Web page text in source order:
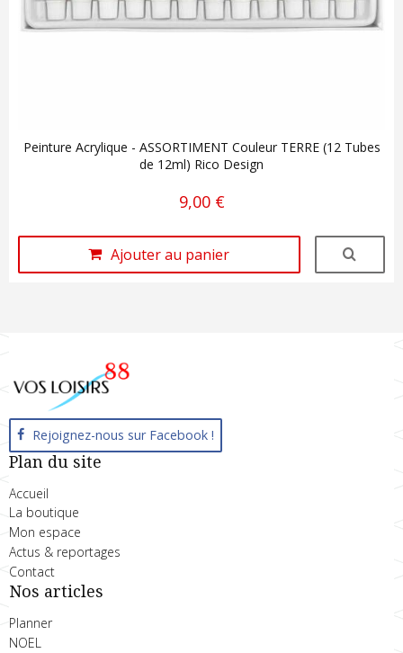
Peinture Acrylique - ASSORTIMENT Couleur TERRE (12 Tubes
de 12ml) Rico Design
9,00 €
Ajouter au panier
Rejoignez-nous sur Facebook !
Plan du site
Accueil
La boutique
Mon espace
Actus & reportages
Contact
Nos articles
Planner
NOEL